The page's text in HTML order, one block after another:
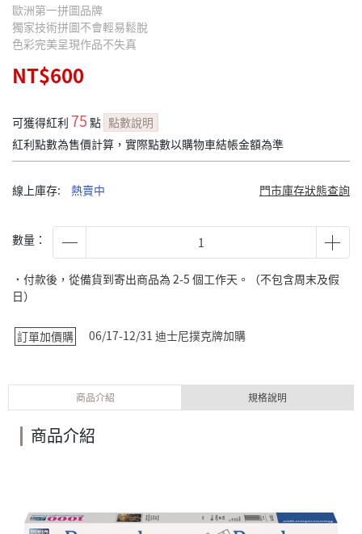
歐洲第一拼圖品牌
獨家技術拼圖不會輕易鬆脫
色彩完美呈現作品不失真
NT$600
可獲得紅利 75 點 點數說明
紅利點數為售價計算，實際點數以購物車結帳金額為準
線上庫存: 熱賣中 門市庫存狀態查詢
數量：
˙付款後，從備貨到寄出商品為 2-5 個工作天。（不包含周末及假
日）
訂單加價購 06/17-12/31 迪士尼撲克牌加購
商品介紹 規格說明
商品介紹